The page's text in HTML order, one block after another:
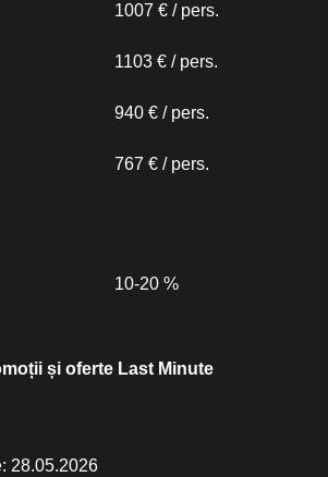
1007 € / pers.
1103 € / pers.
940 € / pers.
767 € / pers.
10-20 %
și oferte Last Minute
28.05.2026